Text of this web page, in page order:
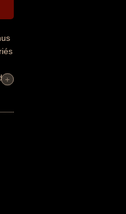
+
+